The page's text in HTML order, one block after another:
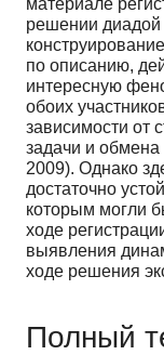
материале
решении диадой
по описанию,
интересную
обоих
зависимости от
задачи и
2009). Однако
достаточно
которым могли
ходе
выявления
ходе решения
Полный